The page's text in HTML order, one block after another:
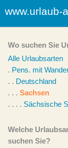
www.urlaub-
Wo suchen Sie
Alle Urlaubsarten
. Pens. mit
. . Deutschland
. . . Sachsen
. . . . Sächsische
Welche
suchen Sie?